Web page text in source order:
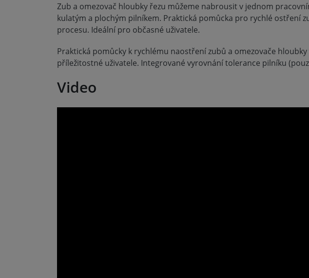
Zub a omezovač hloubky řezu můžeme nabrousit v jednom
kulatým a plochým pilníkem. Praktická pomůcka pro rychlé ostření
procesu. Ideální pro občasné uživatele.
Praktická pomůcky k rychlému naostření zubů a omezovače
příležitostné uživatele. Integrované vyrovnání tolerance pilníku
Video